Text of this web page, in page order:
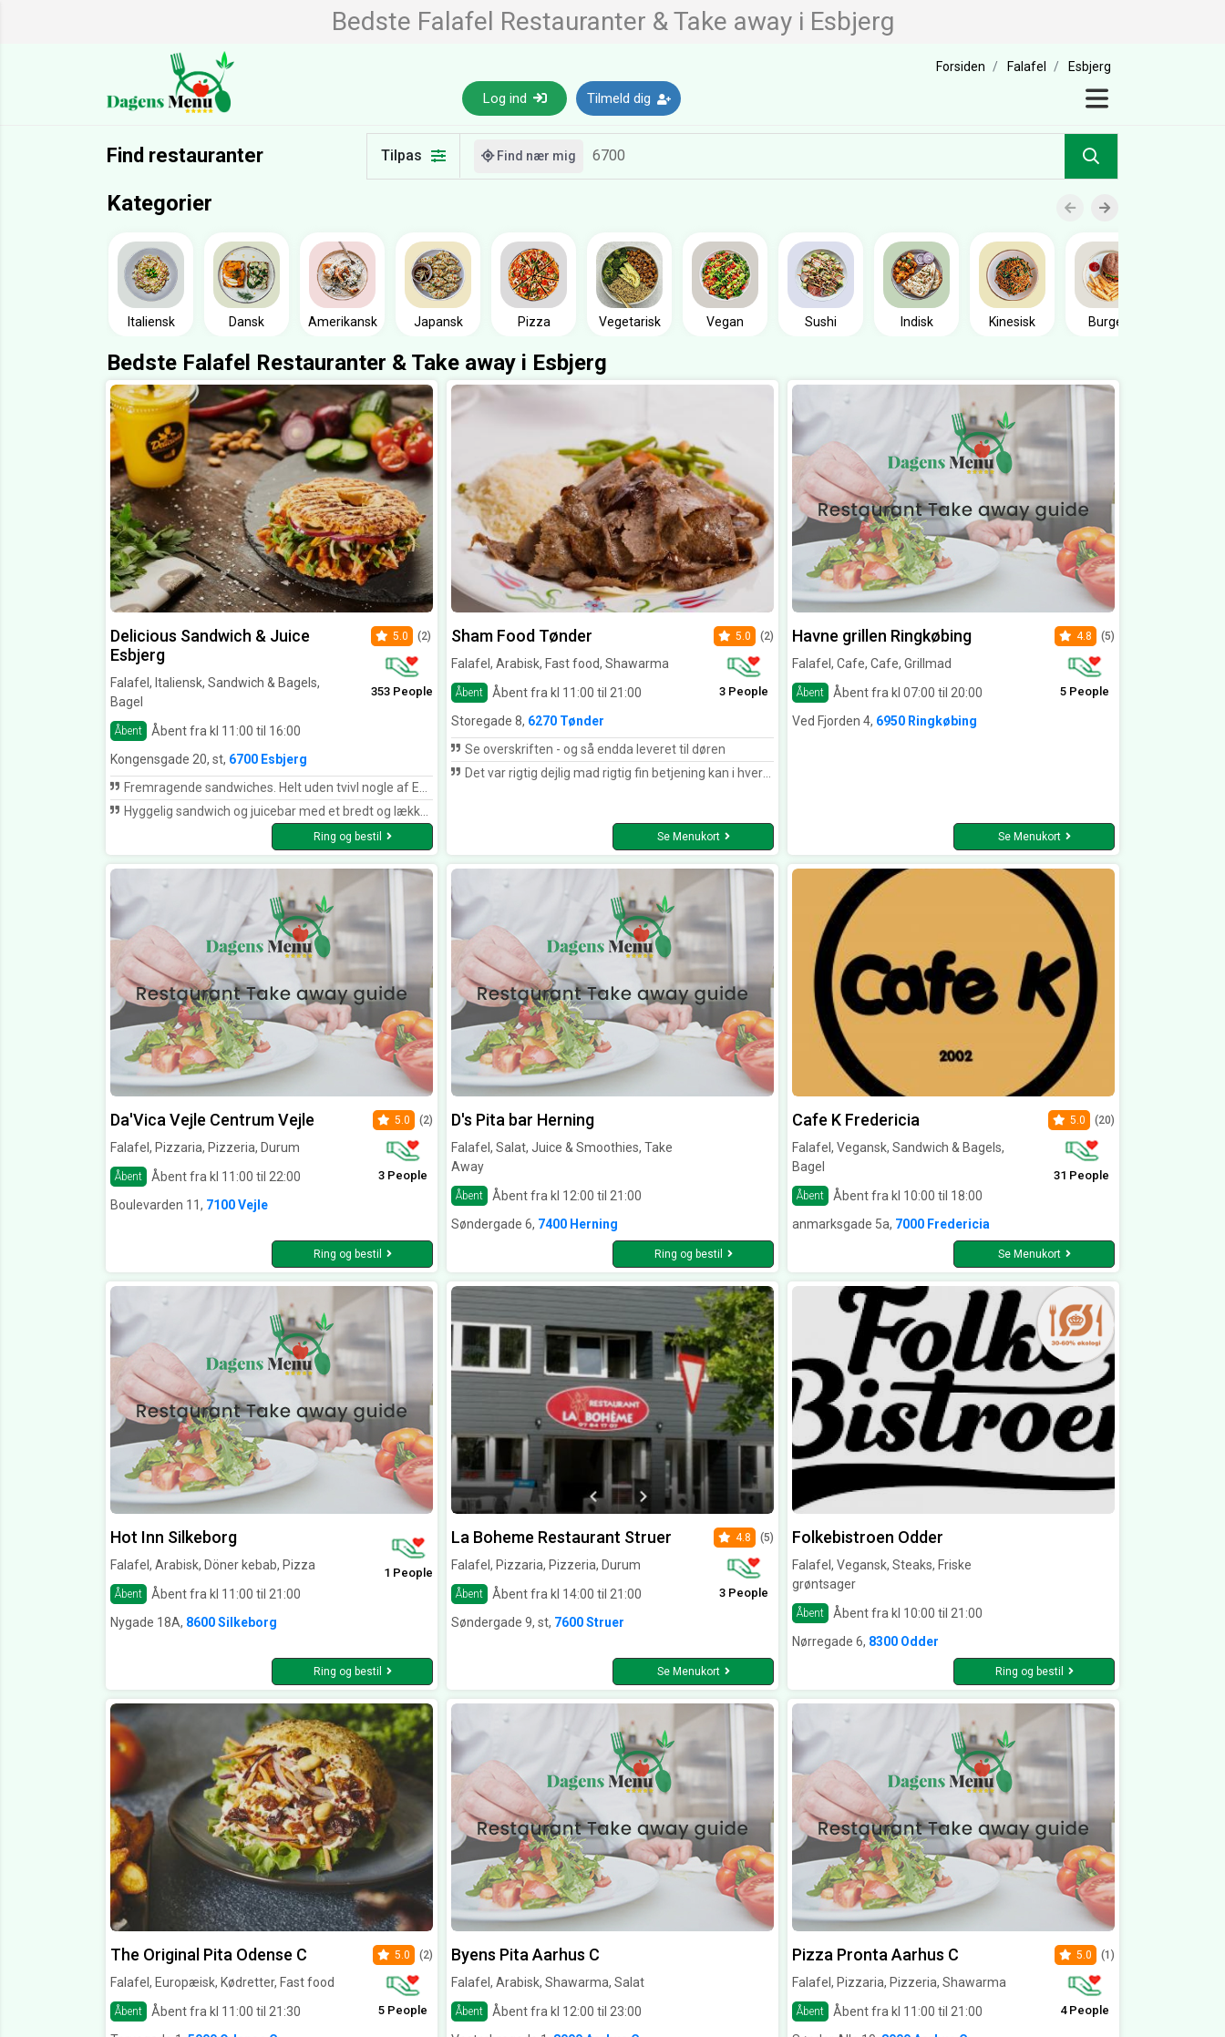
Bedste Falafel Restauranter & Take away i Esbjerg
Forsiden Falafel Esbjerg
Log ind Tilmeld dig
Find restauranter Tilpas Find nær mig
Kategorier
Italiensk Dansk Amerikansk Japansk Pizza Vegetarisk Vegan Sushi Indisk Kinesisk Burger
Bedste Falafel Restauranter & Take away i Esbjerg
Delicious Sandwich & Juice
Esbjerg
Falafel, Italiensk, Sandwich & Bagels,
Bagel
Åbent Åbent fra kl 11:00 til 16:00
5.0 (2)
353 People
Kongensgade 20, st, 6700 Esbjerg
Fremragende sandwiches. Helt uden tvivl nogle af Esbjergs bedste!
Hyggelig sandwich og juicebar med et bredt og lækkert sortiment. Man designer ganske enkelt sin egen mad.
Ring og bestil
Sham Food Tønder
Falafel, Arabisk, Fast food, Shawarma
Åbent Åbent fra kl 11:00 til 21:00
5.0 (2)
3 People
Storegade 8, 6270 Tønder
Se overskriften - og så endda leveret til døren
Det var rigtig dejlig mad rigtig fin betjening kan i hvert fald anbefale
Se Menukort
Havne grillen Ringkøbing
Falafel, Cafe, Cafe, Grillmad
Åbent Åbent fra kl 07:00 til 20:00
4.8 (5)
5 People
Ved Fjorden 4, 6950 Ringkøbing
Se Menukort
Da'Vica Vejle Centrum Vejle
Falafel, Pizzaria, Pizzeria, Durum
Åbent Åbent fra kl 11:00 til 22:00
5.0 (2)
3 People
Boulevarden 11, 7100 Vejle
Ring og bestil
D's Pita bar Herning
Falafel, Salat, Juice & Smoothies, Take
Away
Åbent
Åbent fra kl 12:00 til 21:00
Søndergade 6, 7400 Herning
Ring og bestil
Cafe K Fredericia
Falafel, Vegansk, Sandwich & Bagels,
Bagel
Åbent Åbent fra kl 10:00 til 18:00
5.0 (20)
31 People
anmarksgade 5a, 7000 Fredericia
Se Menukort
Hot Inn Silkeborg
Falafel, Arabisk, Döner kebab, Pizza
Åbent Åbent fra kl 11:00 til 21:00
1 People
Nygade 18A, 8600 Silkeborg
Ring og bestil
La Boheme Restaurant Struer
Falafel, Pizzaria, Pizzeria, Durum
Åbent Åbent fra kl 14:00 til 21:00
4.8 (5)
3 People
Søndergade 9, st, 7600 Struer
Se Menukort
Folkebistroen Odder
Falafel, Vegansk, Steaks, Friske
grøntsager
Åbent
Åbent fra kl 10:00 til 21:00
Nørregade 6, 8300 Odder
Ring og bestil
The Original Pita Odense C
Falafel, Europæisk, Kødretter, Fast food
Åbent Åbent fra kl 11:00 til 21:30
5.0 (2)
5 People
Byens Pita Aarhus C
Falafel, Arabisk, Shawarma, Salat
Åbent
Åbent fra kl 12:00 til 23:00
Pizza Pronta Aarhus C
Falafel, Pizzaria, Pizzeria, Shawarma
Åbent Åbent fra kl 11:00 til 21:00
5.0 (1)
4 People